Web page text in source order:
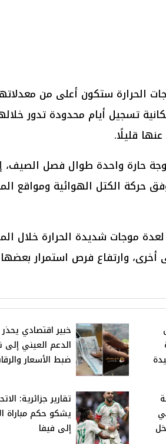
الحرارة ستكون أعلى من
صيف 2026، مع إمكانية تسجيل أيام محدودة تدور
قليلًا.
حارة واحدة طوال فصل الصيف،
حركة الكتل الهوائية ومواقع
موجات شديدة الحرارة خلال
وارتفاع فرص استمرار بعضها
خبير اقتصادي
الدعم العيني
ضبط الأسعار
تقارير جزائرية:
يشكو حكم مباراة
إلى فيفا